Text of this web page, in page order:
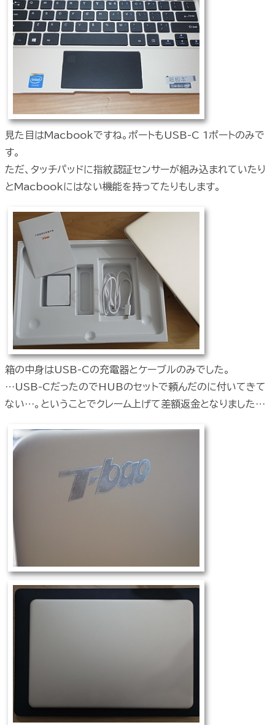
見た目はMacbookですね。ポートもUSB-C 1ポートのみで
す。
ただ、タッチパッドに指紋認証センサーが組み込まれていたり
とMacbookにはない機能を持ってたりもします。
箱の中身はUSB-Cの充電器とケーブルのみでした。
…USB-CだったのでHUBのセットで頼んだのに付いてきて
ない…。ということでクレーム上げて差額返金となりました…